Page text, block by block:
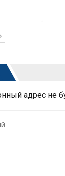
адрес не